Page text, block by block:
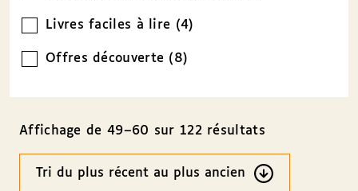
Livres faciles à lire (4)
Offres découverte (8)
Affichage de 49–60 sur 122 résultats
Ordre